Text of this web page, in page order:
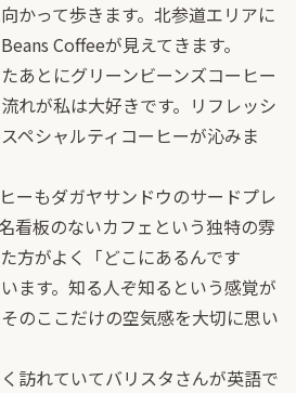
かって歩きます。北参道エリアに
Coffeeが見えてきます。
あとにグリーンビーンズコーヒー
れが私は大好きです。リフレッシ
ペシャルティコーヒーが沁みま
ーもダガヤサンドウのサードプレ
看板のないカフェという独特の雰
方がよく「どこにあるんです
ます。知る人ぞ知るという感覚が
のここだけの空気感を大切に思い
訪れていてバリスタさんが英語で